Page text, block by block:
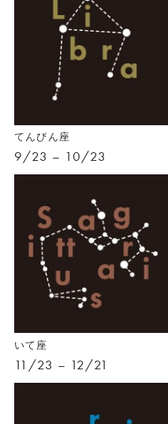
てんびん座
9/23 – 10/23
いて座
11/23 – 12/21